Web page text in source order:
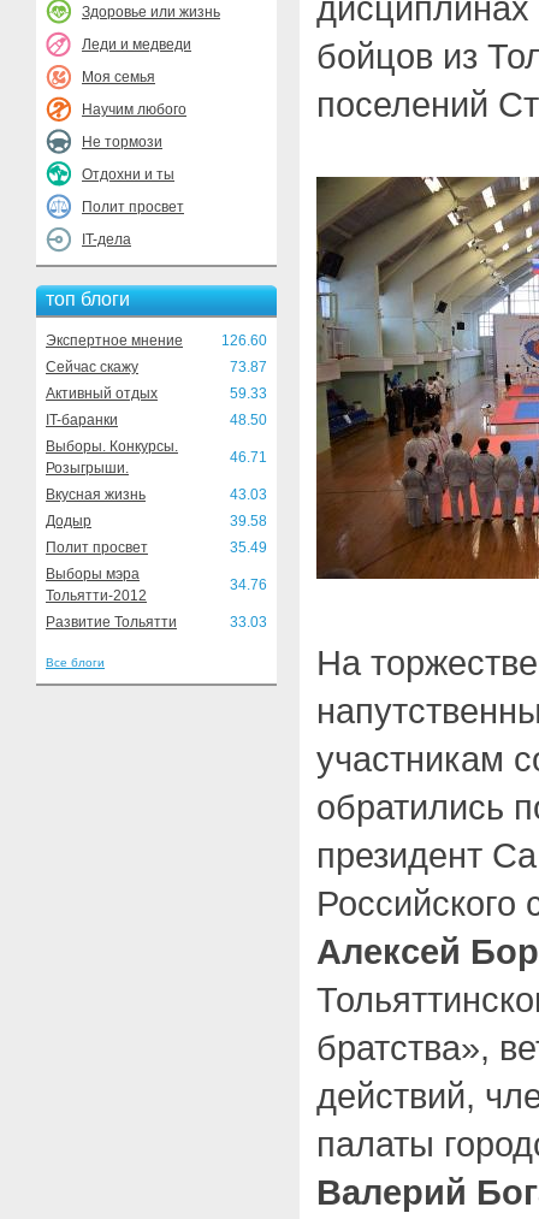
Здоровье или жизнь
Леди и медведи
Моя семья
Научим любого
Не тормози
Отдохни и ты
Полит просвет
IT-дела
топ блоги
Экспертное мнение
126.60
Сейчас скажу
73.87
Активный отдых
59.33
IT-баранки
48.50
Выборы. Конкурсы.
Розыгрыши.
46.71
Вкусная жизнь
43.03
Додыр
39.58
Полит просвет
35.49
Выборы мэра
Тольятти-2012
34.76
Развитие Тольятти 33.03
Все блоги
бойцов из
поселений
На
участникам
обратились
президент
Российского
Алексей
братства»,
действий,
палаты
Валерий